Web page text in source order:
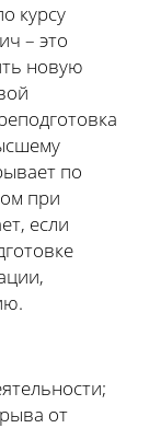
курсу
– это
новую
по
при
если
от